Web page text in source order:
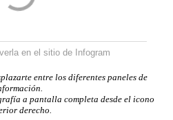
en el sitio de Infogram
entre los diferentes paneles de
a pantalla completa desde el icono
derecho.